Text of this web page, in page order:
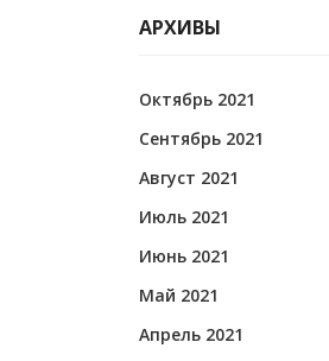
АРХИВЫ
Октябрь 2021
Сентябрь 2021
Август 2021
Июль 2021
Июнь 2021
Май 2021
Апрель 2021